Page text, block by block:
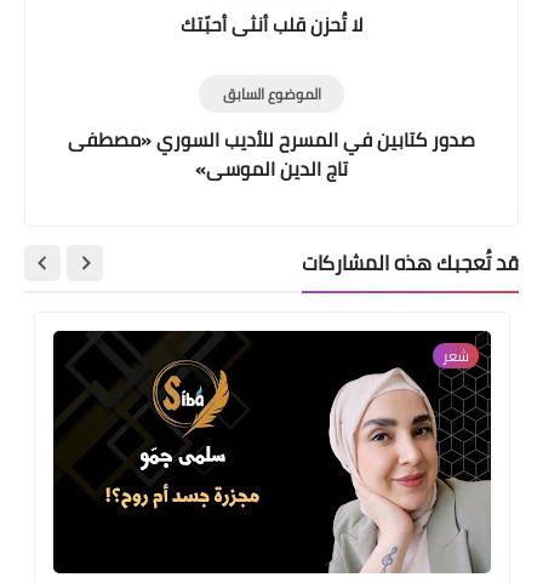
لا تُحزن قلب أنثى أحبّتك
الموضوع السابق
صدور كتابين في المسرح للأديب السوري «مصطفى
تاج الدين الموسى»
قد تُعجبك هذه المشاركات
شعر